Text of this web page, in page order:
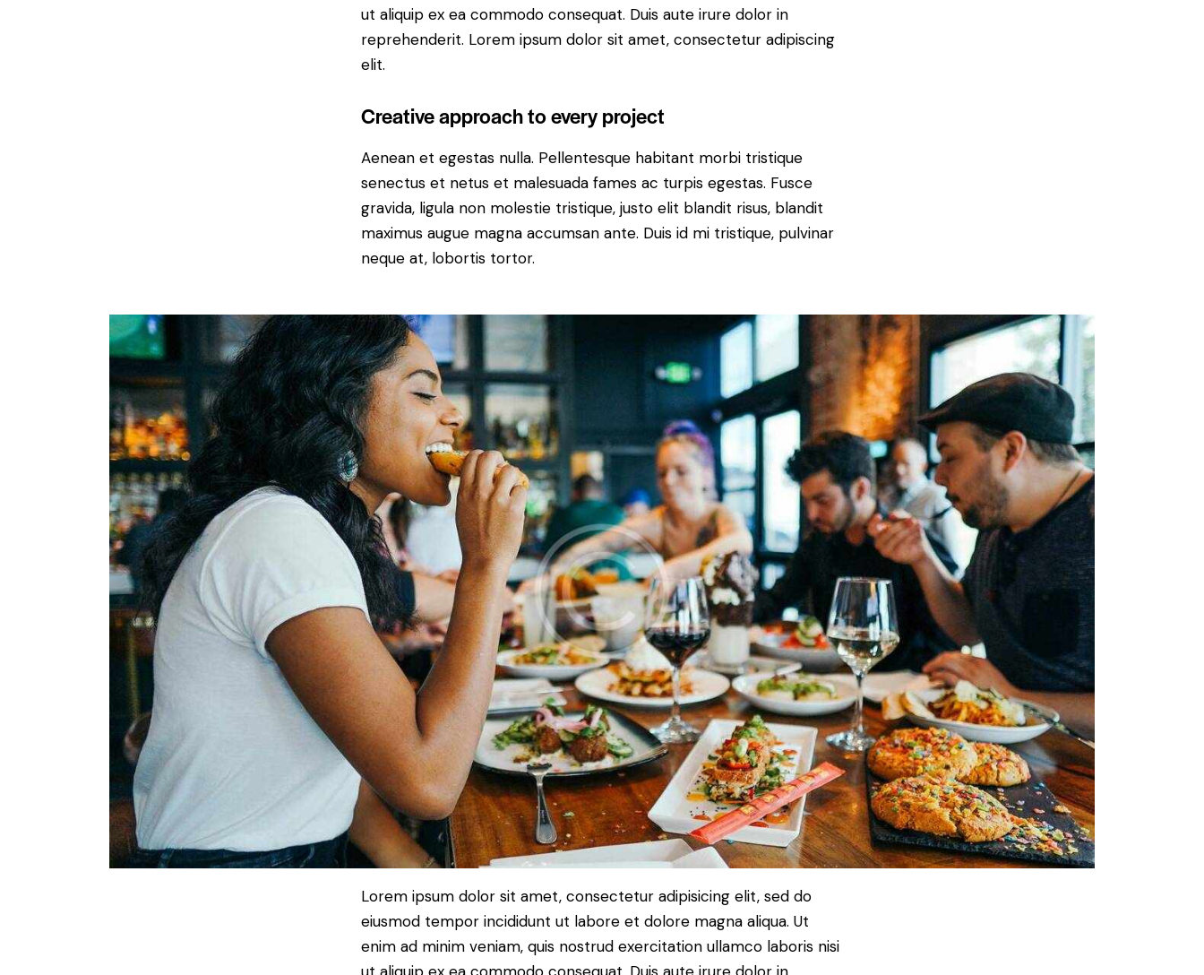
ut aliquip ex ea commodo consequat. Duis aute irure dolor in
reprehenderit. Lorem ipsum dolor sit amet, consectetur adipiscing
elit.
Creative approach to every project
Aenean et egestas nulla. Pellentesque habitant morbi tristique
senectus et netus et malesuada fames ac turpis egestas. Fusce
gravida, ligula non molestie tristique, justo elit blandit risus, blandit
maximus augue magna accumsan ante. Duis id mi tristique, pulvinar
neque at, lobortis tortor.
Lorem ipsum dolor sit amet, consectetur adipisicing elit, sed do
eiusmod tempor incididunt ut labore et dolore magna aliqua. Ut
enim ad minim veniam, quis nostrud exercitation ullamco laboris nisi